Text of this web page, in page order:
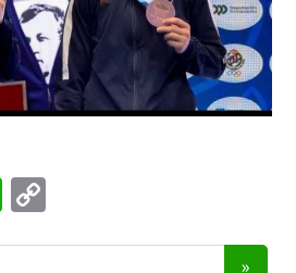
W